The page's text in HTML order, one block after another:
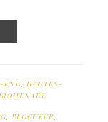
END
HAUTES-
, BLOGUEUR